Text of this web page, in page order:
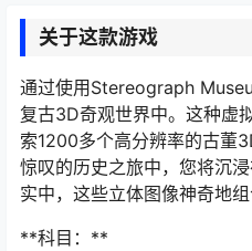
关于这款游戏
通过使用Stereograph
复古3D奇观世界中。这种虚
索1200多个高分辨率的古董
惊叹的历史之旅中，您将沉
实中，这些立体图像神奇地
**科目：**